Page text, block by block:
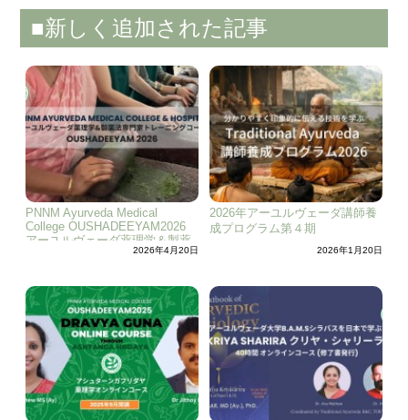
■新しく追加された記事
PNNM Ayurveda Medical
College OUSHADEEYAM2026
アーユルヴェーダ薬理学＆製薬
法専門家トレーニングコース
2026年4月20日
2026年アーユルヴェーダ講師養
成プログラム第４期
2026年1月20日